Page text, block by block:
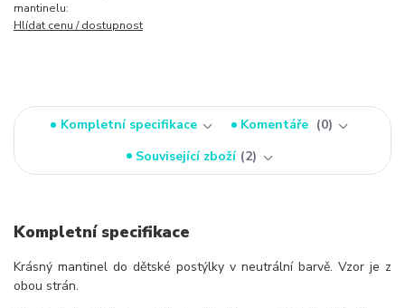
mantinelu:
Hlídat cenu / dostupnost
Kompletní specifikace Komentáře
0
Související zboží 2
Kompletní specifikace
Krásný mantinel do dětské postýlky v neutrální barvě. Vzor je z
obou strán.